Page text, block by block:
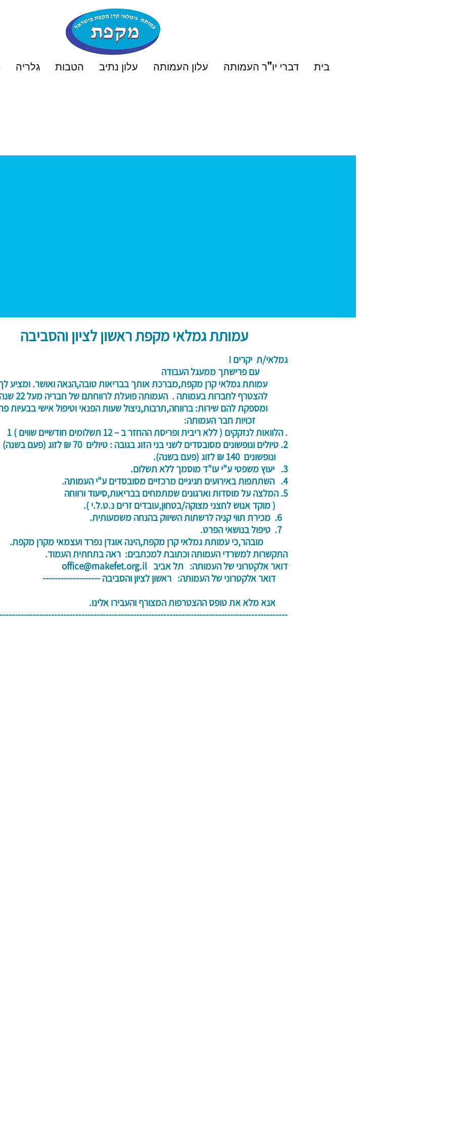
בית דברי יו"ר העמותה עלון העמותה עלון נתיב הטבות גלריה
עמותת גמלאי מקפת ראשון לציון והסביבה
גמלאי/ת יקרים !
עם פרישתך ממעגל העבודה
עמותת גמלאי קרן מקפת,מברכת אותך בבריאות טובה,הנאה ואושר. ומציע
להצטרף לחברות בעמותה . העמותה פועלת לרווחתם של חבריה מעל 22 שנה
ומספקת להם שירות: ברווחה,תרבות,ניצול שעות הפנאי וטיפול אישי בבעיות
זכויות חבר העמותה:
. הלוואות לנזקקים ( ללא ריבית ופריסת ההחזר ב – 12 תשלומים חודשיים שווים ) 1
2. טיולים ונופשונים מסובסדים לשני בני הזוג בגובה : טיולים 70 ₪ לזוג (פעם בשנה)
ונופשונים 140 ₪ לזוג (פעם בשנה).
3. יעוץ משפטי ע"י עו"ד מוסמך ללא תשלום.
4. השתתפות באירועים חגיגיים מרכזיים מסובסדים ע"י העמותה.
5. המלצה על מוסדות וארגונים שמתמחים בבריאות,סיעוד ורווחה
( מוקד אנוש לחצני מצוקה/בטחון,עובדים זרים נ.ט.ל.י ).
6. מכירת תווי קניה לרשתות השיווק בהנחה משמעותית.
7. טיפול בנושאי הפרט.
מובהר,כי עמותת גמלאי קרן מקפת,הינה אוגדן נפרד ועצמאי מקרן מקפת.
התקשרות למשרדי העמותה וכתובת למכתבים: ראה בתחתית העמוד.
דואר אלקטרוני של העמותה: תל אביב office@makefet.org.il
דואר אלקטרוני של העמותה: ראשון לציון והסביבה
אנא מלא את טופס ההצטרפות המצורף והעבירו אלינו.